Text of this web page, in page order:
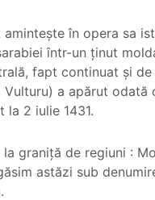
amintește în opera sa
într-un ținut
fapt continuat și de
a apărut
2 iulie 1431.
graniță de regiuni :
astăzi sub